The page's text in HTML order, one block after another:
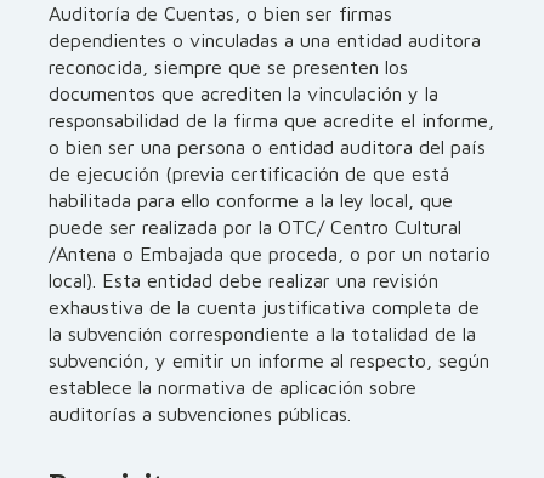
Auditoría de Cuentas, o bien ser firmas
dependientes o vinculadas a una entidad auditora
reconocida, siempre que se presenten los
documentos que acrediten la vinculación y la
responsabilidad de la firma que acredite el informe,
o bien ser una persona o entidad auditora del país
de ejecución (previa certificación de que está
habilitada para ello conforme a la ley local, que
puede ser realizada por la OTC/ Centro Cultural
/Antena o Embajada que proceda, o por un notario
local). Esta entidad debe realizar una revisión
exhaustiva de la cuenta justificativa completa de
la subvención correspondiente a la totalidad de la
subvención, y emitir un informe al respecto, según
establece la normativa de aplicación sobre
auditorías a subvenciones públicas.